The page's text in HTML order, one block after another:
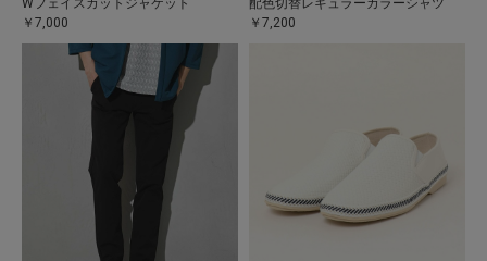
Wフェイスカットジャケット
￥7,000
配色切替レギュラーカラーシャツ
￥7,200